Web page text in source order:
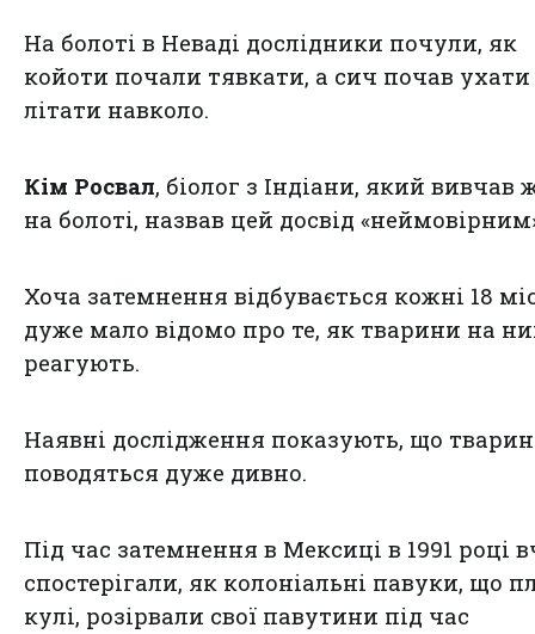
На болоті в Неваді дослідники почули, як
койоти почали тявкати, а сич почав ухати
літати навколо.
Кім Росвал, біолог з Індіани, який вивчав
на болоті, назвав цей досвід
Хоча затемнення відбувається кожні 18
дуже мало відомо про те, як тварини на
реагують.
Наявні дослідження показують, що
поводяться дуже дивно.
Під час затемнення в Мексиці в 1991 році
спостерігали, як колоніальні павуки, що
кулі, розірвали свої павутини під час